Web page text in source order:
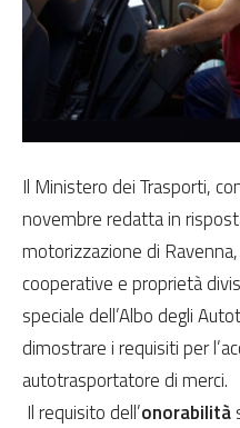
Il Ministero dei Trasporti,
novembre redatta in
motorizzazione di
cooperative e proprietà
speciale dell’Albo degli
dimostrare i requisiti per
autotrasportatore di merci.
Il requisito dell’onorabilità